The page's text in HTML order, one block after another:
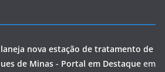
nova estação de tratamento de
de Minas - Portal em Destaque em